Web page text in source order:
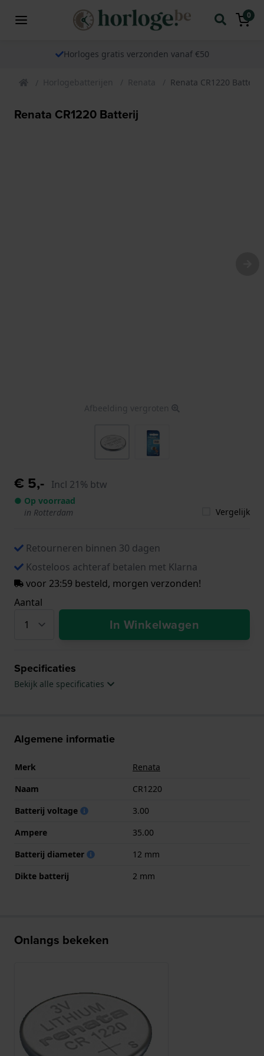
0
Horloges gratis verzonden vanaf €50
Horlogebatterijen Renata Renata CR1220 Batterij
Renata CR1220 Batterij
Afbeelding vergroten
€ 5,- Incl 21% btw
● Op voorraad
in Rotterdam
Vergelijk
Retourneren binnen 30 dagen
Kosteloos achteraf betalen met Klarna
voor 23:59 besteld, morgen verzonden!
Aantal
In Winkelwagen
Specificaties
Bekijk alle specificaties
Algemene informatie
Merk
Renata
Naam
CR1220
Batterij voltage
3.00
Ampere
35.00
Batterij diameter
12 mm
Dikte batterij
2 mm
Onlangs bekeken